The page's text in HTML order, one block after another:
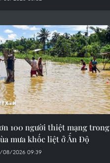
100 người thiệt mạng trong
mưa khốc liệt ở Ấn Độ
08/2026 09:39